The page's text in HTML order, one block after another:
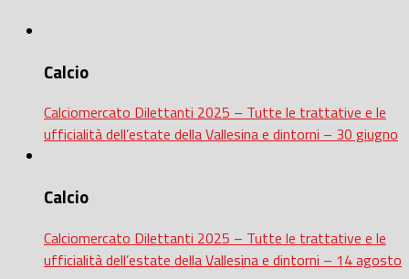
Calcio
Calciomercato Dilettanti 2025 – Tutte le trattative e le
ufficialità dell’estate della Vallesina e dintorni – 30 giugno
Calcio
Calciomercato Dilettanti 2025 – Tutte le trattative e le
ufficialità dell’estate della Vallesina e dintorni – 14 agosto